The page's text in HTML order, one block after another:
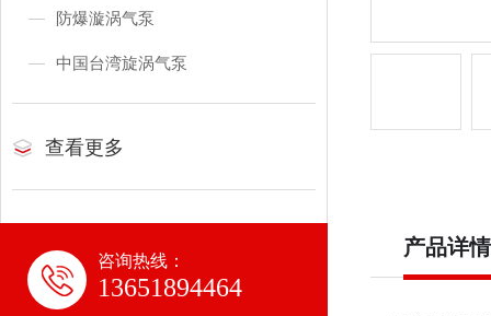
防爆漩涡气泵
中国台湾旋涡气泵
查看更多
咨询热线：
13651894464
产品详情